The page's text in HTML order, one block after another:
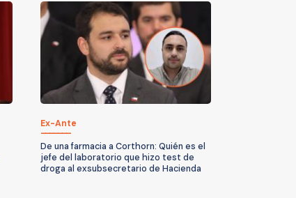
Ex-Ante
De una farmacia a Corthorn: Quién es el
jefe del laboratorio que hizo test de
droga al exsubsecretario de Hacienda